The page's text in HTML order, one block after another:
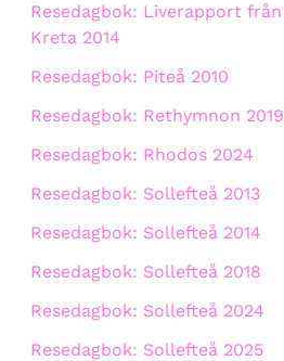
Resedagbok: Liverapport från
Kreta 2014
Resedagbok: Piteå 2010
Resedagbok: Rethymnon 2019
Resedagbok: Rhodos 2024
Resedagbok: Sollefteå 2013
Resedagbok: Sollefteå 2014
Resedagbok: Sollefteå 2018
Resedagbok: Sollefteå 2024
Resedagbok: Sollefteå 2025